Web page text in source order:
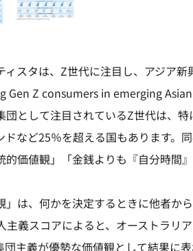
スタは、Z世代に注目し、アジア
Gen Z consumers in emerging Asian
として注目されているZ世代は、
ドなど25％を超える国もあります。
的価値観」「金銭よりも『自分時間
」は、何かを決定するときに他者
主義スコアによると、オーストラリ
主義が優勢な価値観として結果に表